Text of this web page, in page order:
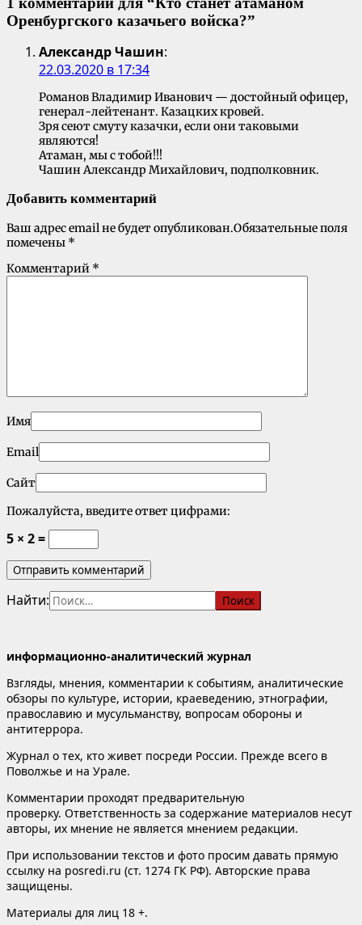
Оренбургского казачьего войска?”
Александр Чашин:
22.03.2020 в 17:34
Романов Владимир Иванович — достойный офицер,
генерал-лейтенант. Казацких кровей.
Зря сеют смуту казачки, если они таковыми
являются!
Атаман, мы с тобой!!!
Чашин Александр Михайлович, подполковник.
Добавить комментарий
Ваш адрес email не будет опубликован.Обязательные поля
помечены *
Комментарий *
Имя
Email
Сайт
Пожалуйста, введите ответ цифрами:
5 × 2 =
Найти:
информационно-аналитический журнал
Взгляды, мнения, комментарии к событиям, аналитические
обзоры по культуре, истории, краеведению, этнографии,
православию и мусульманству, вопросам обороны и
антитеррора.
Журнал о тех, кто живет посреди России. Прежде всего в
Поволжье и на Урале.
Комментарии проходят предварительную
проверку. Ответственность за содержание материалов несут
авторы, их мнение не является мнением редакции.
При использовании текстов и фото просим давать прямую
ссылку на posredi.ru (ст. 1274 ГК РФ). Авторские права
защищены.
Материалы для лиц 18 +.